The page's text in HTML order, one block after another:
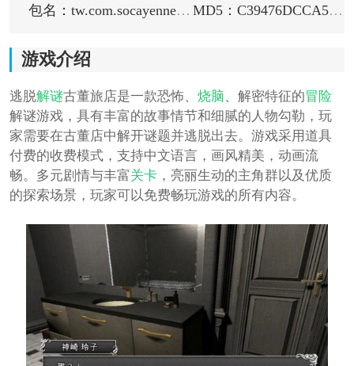
包名：tw.com.socayenne.ah.lite
MD5：C39476DCCA59B73F23FB5551D614E1B5
游戏介绍
逃脱解谜古董旅店是一款恐怖、 烧脑、解密特征的冒险
解谜游戏，具有丰富的故事情节和细腻的人物勾勒，玩
家需要在古董店中解开谜题并逃脱出去。游戏采用道具
付费的收费模式，支持中文语言，画风精美，动画流
畅。多元剧情与丰富关卡，亮丽生动的主角群以及优质
的探索场景，玩家可以免费畅玩游戏的所有内容。